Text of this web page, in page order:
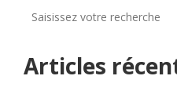
Articles